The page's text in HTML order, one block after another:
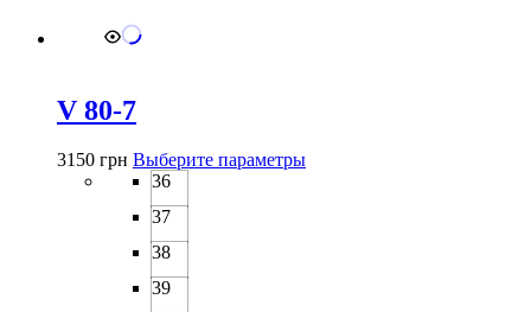
V 80-7
3150 грн Выберите параметрыЭтот
36
37
38
39